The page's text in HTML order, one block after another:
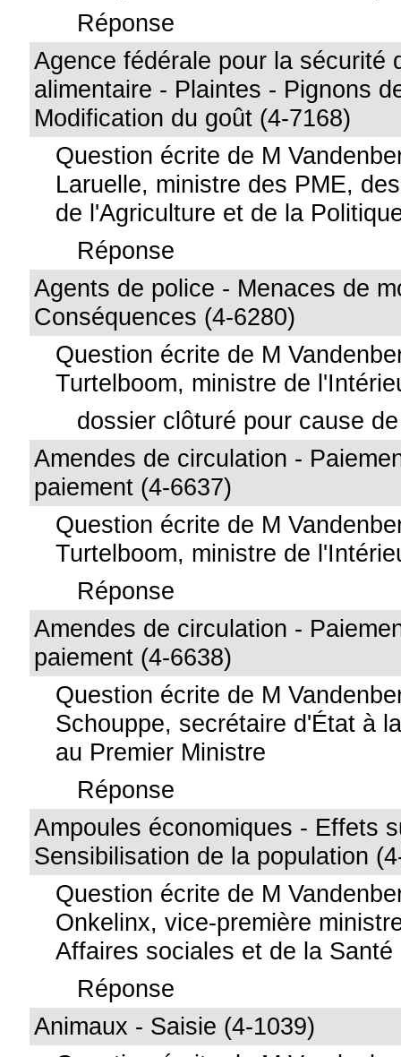
Réponse
Agence fédérale pour la sécurité
alimentaire - Plaintes - Pignons
Modification du goût (4-7168)
Question écrite de M
Laruelle, ministre des PME,
de l'Agriculture et de la
Réponse
Agents de police - Menaces de
Conséquences (4-6280)
Question écrite de M
Turtelboom, ministre de
dossier clôturé pour cause
Amendes de circulation -
paiement (4-6637)
Question écrite de M
Turtelboom, ministre de
Réponse
Amendes de circulation -
paiement (4-6638)
Question écrite de M
Schouppe, secrétaire d'État à
au Premier Ministre
Réponse
Ampoules économiques - Effets
Sensibilisation de la population
Question écrite de M
Onkelinx, vice-première
Affaires sociales et de la Santé
Réponse
Animaux - Saisie (4-1039)